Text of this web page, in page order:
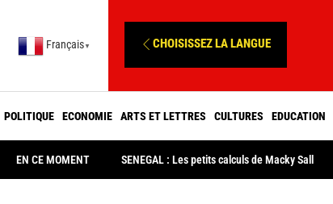
Français ▼ CHOISISSEZ LA LANGUE
POLITIQUE ECONOMIE ARTS ET LETTRES CULTURES EDUCATION
EN CE MOMENT SENEGAL : Les petits calculs de Macky Sall